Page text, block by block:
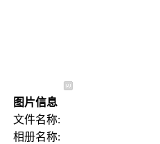
图片信息
文件名称:
相册名称: